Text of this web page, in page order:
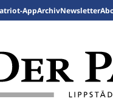
AppArchivNewsletter